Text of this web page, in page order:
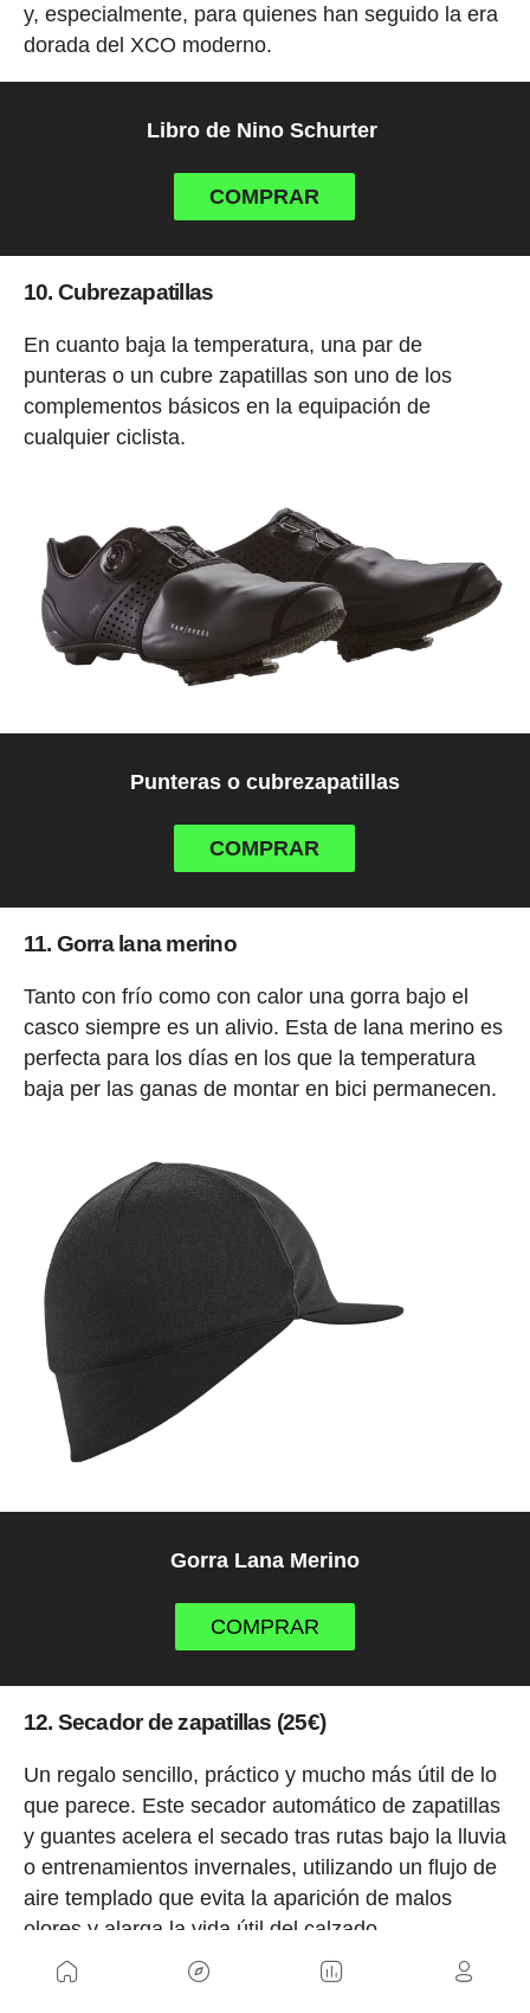
y, especialmente, para quienes han seguido la era
dorada del XCO moderno.
Libro de Nino Schurter
COMPRAR
10. Cubrezapatillas
En cuanto baja la temperatura, una par de
punteras o un cubre zapatillas son uno de los
complementos básicos en la equipación de
cualquier ciclista.
Punteras o cubrezapatillas
COMPRAR
11. Gorra lana merino
Tanto con frío como con calor una gorra bajo el
casco siempre es un alivio. Esta de lana merino es
perfecta para los días en los que la temperatura
baja per las ganas de montar en bici permanecen.
Gorra Lana Merino
COMPRAR
12. Secador de zapatillas (25€)
Un regalo sencillo, práctico y mucho más útil de lo
que parece. Este secador automático de zapatillas
y guantes acelera el secado tras rutas bajo la lluvia
o entrenamientos invernales, utilizando un flujo de
aire templado que evita la aparición de malos
olores y alarga la vida útil del calzado.
Su diseño estable y el temporizador integrado